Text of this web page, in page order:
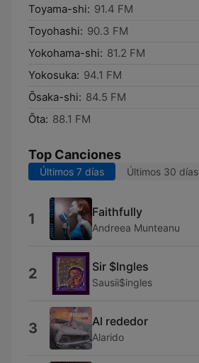
Toyama-shi: 91.4 FM
Toyohashi: 90.3 FM
Yokohama-shi: 81.2 FM
Yokosuka: 94.1 FM
Ōsaka-shi: 84.5 FM
Ōta: 88.1 FM
Top Canciones
Últimos 7 días Últimos 30 días
1 Faithfully
Andreea Munteanu
2 Sir $Ingles
Sausii$ingles
3 Al rededor
Alarido